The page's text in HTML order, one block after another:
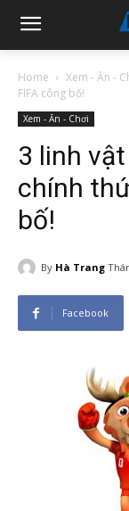
Home Xem - Ăn -
FIFA công bố!
Xem - Ăn - Chơi
3 linh
chính
bố!
By Hà Trang
Facebook